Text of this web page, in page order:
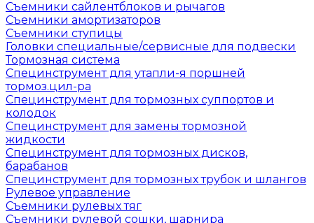
Съемники сайлентблоков и рычагов
Съемники амортизаторов
Съемники ступицы
Головки специальные/сервисные для подвески
Тормозная система
Специнструмент для утапли-я поршней
тормоз.цил-ра
Специнструмент для тормозных суппортов и
колодок
Специнструмент для замены тормозной
жидкости
Специнструмент для тормозных дисков,
барабанов
Специнструмент для тормозных трубок и шлангов
Рулевое управление
Съемники рулевых тяг
Съемники рулевой сошки, шарнира